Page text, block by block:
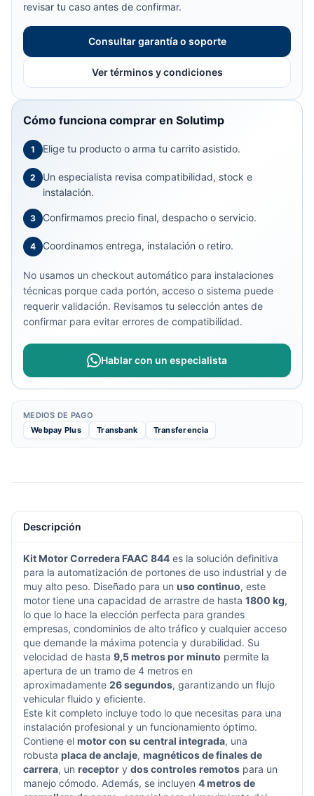
revisar tu caso antes de confirmar.
Consultar garantía o soporte
Ver términos y condiciones
Cómo funciona comprar en Solutimp
1 Elige tu producto o arma tu carrito asistido.
2
Un especialista revisa compatibilidad, stock e
instalación.
3 Confirmamos precio final, despacho o servicio.
4 Coordinamos entrega, instalación o retiro.
No usamos un checkout automático para instalaciones
técnicas porque cada portón, acceso o sistema puede
requerir validación. Revisamos tu selección antes de
confirmar para evitar errores de compatibilidad.
Hablar con un especialista
MEDIOS DE PAGO
Webpay Plus
Transbank Transferencia
Descripción
Kit Motor Corredera FAAC 844 es la solución definitiva
para la automatización de portones de uso industrial y de
muy alto peso. Diseñado para un uso continuo, este
motor tiene una capacidad de arrastre de hasta 1800 kg,
lo que lo hace la elección perfecta para grandes
empresas, condominios de alto tráfico y cualquier acceso
que demande la máxima potencia y durabilidad. Su
velocidad de hasta 9,5 metros por minuto permite la
apertura de un tramo de 4 metros en
aproximadamente 26 segundos, garantizando un flujo
vehicular fluido y eficiente.
Este kit completo incluye todo lo que necesitas para una
instalación profesional y un funcionamiento óptimo.
Contiene el motor con su central integrada, una
robusta placa de anclaje, magnéticos de finales de
carrera, un receptor y dos controles remotos para un
manejo cómodo. Además, se incluyen 4 metros de